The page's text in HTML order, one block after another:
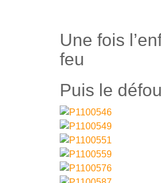
Une fois
feu
Puis le